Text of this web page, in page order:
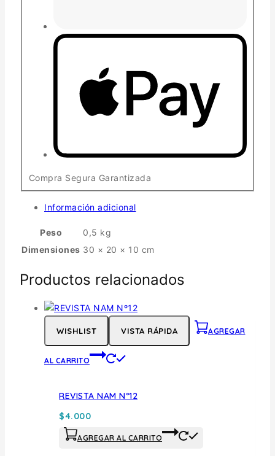
Compra Segura Garantizada
Información adicional
Peso
0,5 kg
Dimensiones 30 × 20 × 10 cm
Productos relacionados
WISHLIST VISTA RÁPIDA AGREGAR
AL CARRITO
REVISTA NAM Nº12
$4.000
AGREGAR AL CARRITO